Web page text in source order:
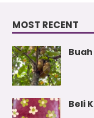
MOST RECENT
Beli